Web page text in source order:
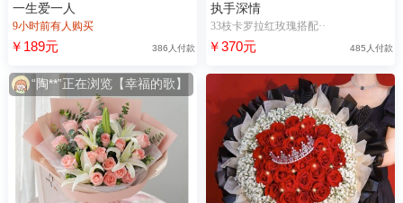
一生爱一人
9小时前有人购买
￥189元 386人付款
执手深情
33枝卡罗拉红玫瑰搭配··
￥370元 485人付款
“陶**”正在浏览【幸福的歌】